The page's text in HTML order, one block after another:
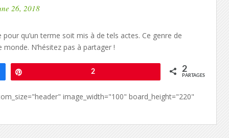
26, 2018
qu’un terme soit mis à de tels actes. Ce genre de
N’hésitez pas à partager !
2 2
PARTAGES
image_width="100" board_height="220"